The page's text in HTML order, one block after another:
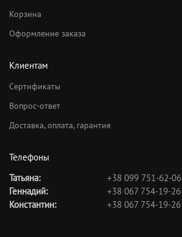
Корзина
Оформление заказа
Клиентам
Сертификаты
Вопрос-ответ
Доставка, оплата, гарантия
Телефоны
Татьяна:
+38 099 751-62-06
Геннадий:
+38 067 754-19-26
Константин:
+38 067 754-19-26